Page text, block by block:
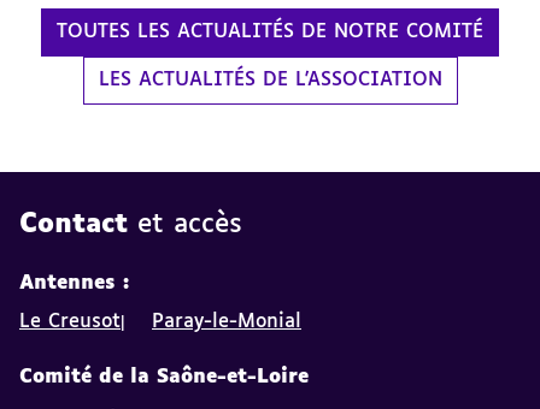
TOUTES LES ACTUALITÉS DE NOTRE COMITÉ
LES ACTUALITÉS DE L'ASSOCIATION
Contact et accès
Antennes :
Le Creusot
Paray-le-Monial
Comité de la Saône-et-Loire